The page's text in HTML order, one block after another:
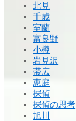
北見
千歳
室蘭
富良野
小樽
岩見沢
帯広
恵庭
探偵
探偵の思考
旭川